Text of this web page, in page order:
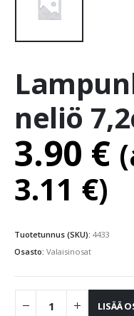
neliö
3.90 €
3.11 €)
Tuotetunnus (SKU): 4433
Osasto: Valaisinosat
LISÄÄ